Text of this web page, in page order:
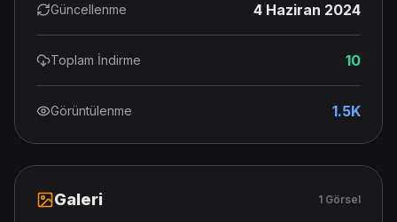
Güncellenme 4 Haziran 2024
Toplam İndirme 10
Görüntülenme 1.5K
Galeri 1 Görsel